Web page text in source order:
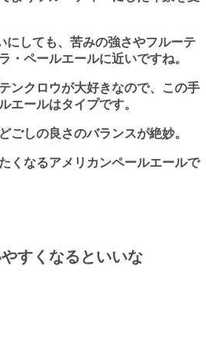
にしても、苦みの強さやフルーテ
・ペールエールに近いですね。
ンクロウが大好きなので、この手
エールはタイプです。
ごしの良さのバランスが絶妙。
くなるアメリカンペールエールで
すくなるといいな